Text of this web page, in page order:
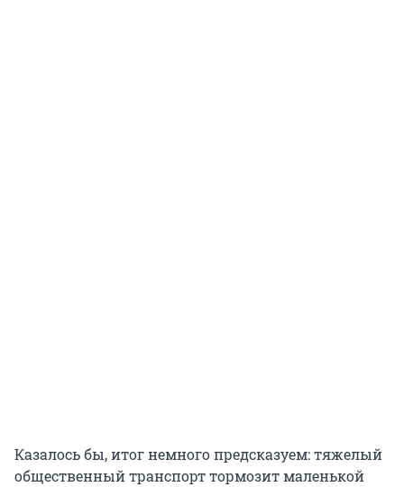
Казалось бы, итог немного предсказуем: тяжелый
общественный транспорт тормозит маленькой